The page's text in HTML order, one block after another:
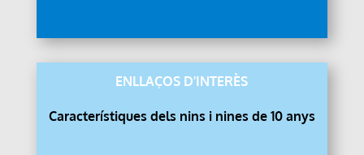
ENLLAÇOS D’INTERÈS
Característiques dels nins i nines de 10 anys